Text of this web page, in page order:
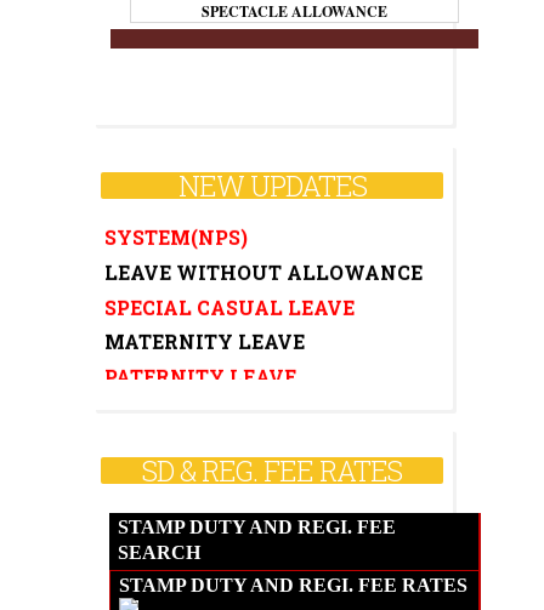
SPECTACLE ALLOWANCE
NEW UPDATES
REGI. FEE EXEMPTION ORDERS
NATIONAL PENSION
LEAVE WITHOUT ALLOWANCE
SPECIAL CASUAL LEAVE
MATERNITY LEAVE
PATERNITY LEAVE
STATE LIFE INSURANCE (SLI)
FAMILY BENEFIT SCHEME (FBS)
GPAIS
LTC
HOUSE BUILDING ADVANCE
(HBA)
SD & REG. FEE RATES
STAMP DUTY AND REGI. FEE
SEARCH
STAMP DUTY AND REGI. FEE RATES